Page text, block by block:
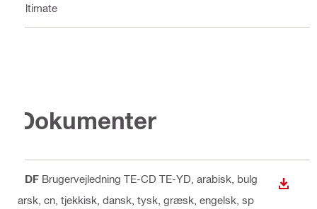
Ultimate
Dokumenter
PDF Brugervejledning TE-CD TE-YD , arabisk, bulg
arsk, cn, tjekkisk, dansk, tysk, græsk, engelsk, sp